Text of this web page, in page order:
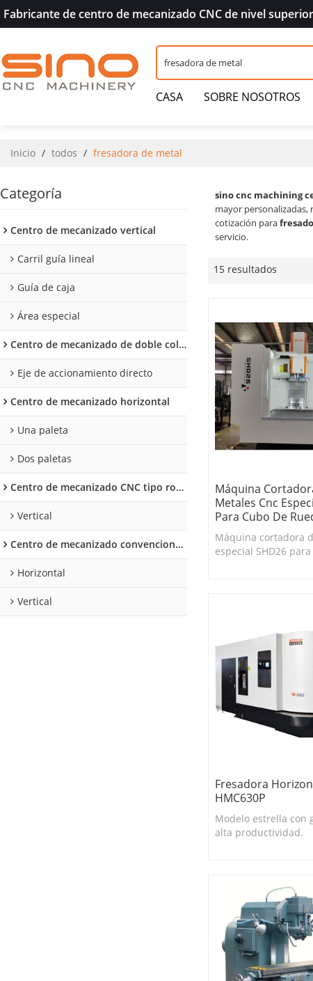
Fabricante de centro de mecanizado CNC de nivel
CASA SOBRE NOSOTROS
Inicio / todos / fresadora de metal
Categoría
Centro de mecanizado vertical
Carril guía lineal
Guía de caja
Área especial
Centro de mecanizado de doble columna
Eje de accionamiento directo
Centro de mecanizado horizontal
Una paleta
Dos paletas
Centro de mecanizado CNC tipo rodilla
Vertical
Centro de mecanizado convencional tipo rodilla
Horizontal
Vertical
sino cnc machining
mayor personalizadas,
cotización para
servicio.
15 resultados
Máquina
Metales Cnc
Para Cubo De
Máquina cortadora
especial SHD26
Fresadora
HMC630P
Modelo estrella con
alta productividad.